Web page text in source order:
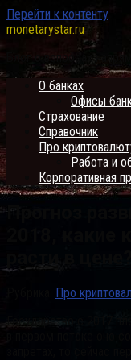
Перейти к контенту
monetarystar.ru
Блог о вопросах
О банках
Офисы
Страхование
Справочник
Про
Работа и
Корпоративная
Прогноз
2018, какие
Про
Государство с 2017
в первом потоке оно
запретах, то сейчас